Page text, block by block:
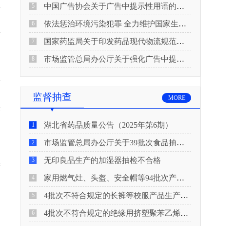
5 中国广告协会关于广告中提示性用语的合规风险提示
6 依法惩治环境污染犯罪 全力维护国家生态安全 “两高”公布《关于修改〈最高人民法院、最高人民检察院关于办理环境污染刑事案件适用法律若干问题的解释〉的决定》
7 国家药监局关于印发药品现代物流规范化建设指导意见的通知
8 市场监管总局办公厅关于强化广告中提示性用语监管工作的通知
监督抽查 MORE
1 湖北省药品质量公告（2025年第6期）
2 市场监管总局办公厅关于39批次食品抽检不合格情况的通报
3 无印良品生产的加湿器抽检不合格
4 家用燃气灶、头盔、安全帽等94批次产品抽查不合格！
5 4批次不符合规定的长裤等校服产品生产销售企业被济南市市场监管局通报！
6 4批次不符合规定的绝缘用挤塑聚苯乙烯泡沫板（XPS）等产品生产销售企业被广元市市场监督管理局通报！